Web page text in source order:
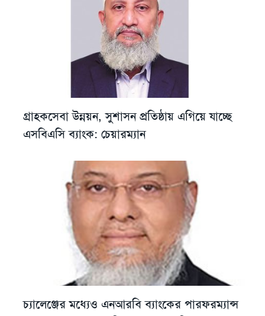
গ্রাহকসেবা উন্নয়ন, সুশাসন প্রতিষ্ঠায় এগিয়ে যাচ্ছে
এসবিএসি ব্যাংক: চেয়ারম্যান
চ্যালেঞ্জের মধ্যেও এনআরবি ব্যাংকের পারফরম্যান্স